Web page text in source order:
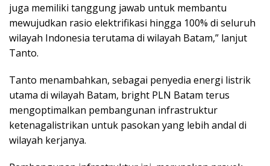
juga memiliki tanggung jawab untuk membantu
mewujudkan rasio elektrifikasi hingga 100% di seluruh
wilayah Indonesia terutama di wilayah Batam,” lanjut
Tanto.
Tanto menambahkan, sebagai penyedia energi listrik
utama di wilayah Batam, bright PLN Batam terus
mengoptimalkan pembangunan infrastruktur
ketenagalistrikan untuk pasokan yang lebih andal di
wilayah kerjanya.